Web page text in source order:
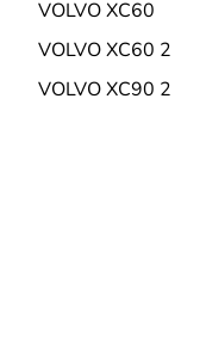
VOLVO XC60
VOLVO XC60 2
VOLVO XC90 2